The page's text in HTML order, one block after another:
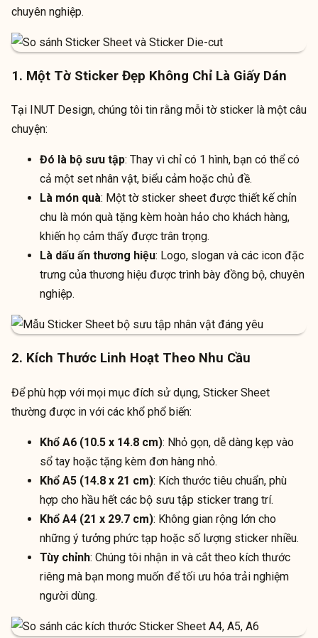
chuyên nghiệp.
1. Một Tờ Sticker Đẹp Không Chỉ Là Giấy Dán
Tại INUT Design, chúng tôi tin rằng mỗi tờ sticker là một câu
chuyện:
Đó là bộ sưu tập: Thay vì chỉ có 1 hình, bạn có thể có
cả một set nhân vật, biểu cảm hoặc chủ đề.
Là món quà: Một tờ sticker sheet được thiết kế chỉn
chu là món quà tặng kèm hoàn hảo cho khách hàng,
khiến họ cảm thấy được trân trọng.
Là dấu ấn thương hiệu: Logo, slogan và các icon đặc
trưng của thương hiệu được trình bày đồng bộ, chuyên
nghiệp.
2. Kích Thước Linh Hoạt Theo Nhu Cầu
Để phù hợp với mọi mục đích sử dụng, Sticker Sheet
thường được in với các khổ phổ biến:
Khổ A6 (10.5 x 14.8 cm): Nhỏ gọn, dễ dàng kẹp vào
sổ tay hoặc tặng kèm đơn hàng nhỏ.
Khổ A5 (14.8 x 21 cm): Kích thước tiêu chuẩn, phù
hợp cho hầu hết các bộ sưu tập sticker trang trí.
Khổ A4 (21 x 29.7 cm): Không gian rộng lớn cho
những ý tưởng phức tạp hoặc số lượng sticker nhiều.
Tùy chỉnh: Chúng tôi nhận in và cắt theo kích thước
riêng mà bạn mong muốn để tối ưu hóa trải nghiệm
người dùng.